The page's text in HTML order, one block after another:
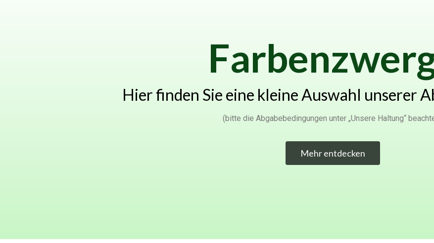
Hier finden Sie eine kleine Auswahl unserer
(bitte die Abgabebedingungen unter „Unsere Haltung“
Mehr entdecken